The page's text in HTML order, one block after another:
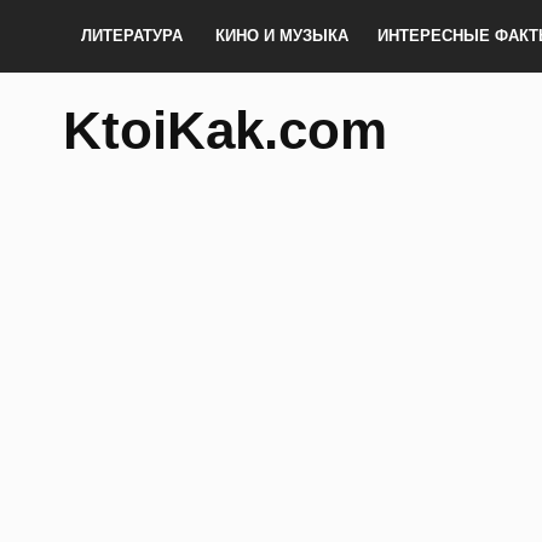
ЛИТЕРАТУРА КИНО И МУЗЫКА ИНТЕРЕСНЫЕ
KtoiKak.com